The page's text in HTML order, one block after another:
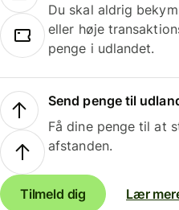
Du skal aldrig
eller høje
penge i udlandet.
Send penge til
Få dine penge til at
afstanden.
Tilmeld dig Lær